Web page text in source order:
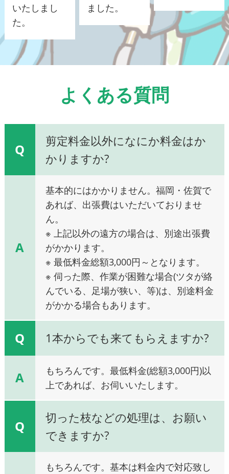
いたしまし
た。
ました。
よくある質問
Q
剪定料金以外になにか料金はか
かりますか?
A
基本的にはかかりません。福岡・佐賀で
あれば、出張費はいただいておりませ
ん。
※ 上記以外の遠方の場合は、別途出張費
がかかります。
※ 最低料金総額3,000円～となります。
※ 伺った際、作業が困難な場合(ツタが絡
んでいる、足場が狭い、等)は、別途料金
がかかる場合もあります。
Q 1本からでも来てもらえますか?
A
もちろんです。最低料金(総額3,000円)以
上であれば、お伺いいたします。
Q
切った枝などの処理は、お願い
できますか?
もちろんです。基本は料金内で対応致し